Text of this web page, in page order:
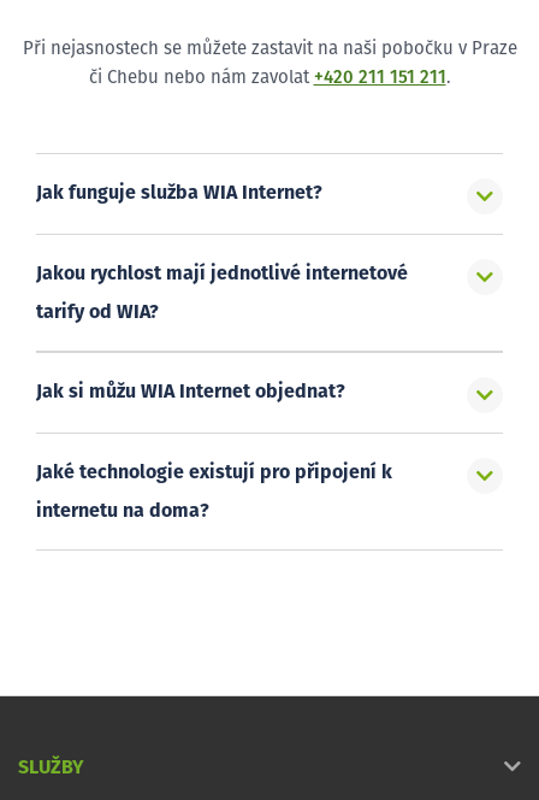
Při nejasnostech se můžete zastavit na naši pobočku v Praze
či Chebu nebo nám zavolat +420 211 151 211 .
Jak funguje služba WIA Internet?
Jakou rychlost mají jednotlivé internetové
tarify od WIA?
Jak si můžu WIA Internet objednat?
Jaké technologie existují pro připojení k
internetu na doma?
SLUŽBY